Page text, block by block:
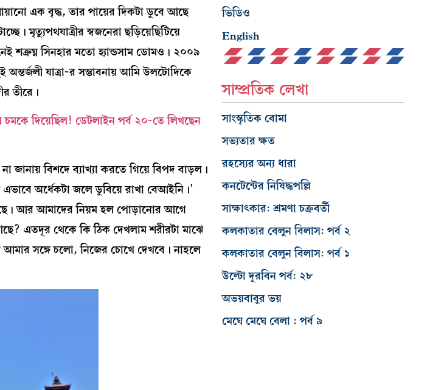
এক বৃদ্ধ, তার পায়ের দিকটা ডুবে আছে
মৃত্যুপথযাত্রীর স্বজনেরা ছড়িয়েছিটিয়ে
শত্রুঘ্ন সিনহার মতো হ্যান্ডসাম ডোমও। ২০০৯
যাত্রা-র সম্ভাবনায় আমি উলটোদিকে
তীরে।
চমকে দিয়েছিল! ডেটলাইন পর্ব ২০-তে লিখছেন
না জানায় বিশদে ব্যাখ্যা করতে গিয়ে বিপদ বাড়ল।
অর্ধেকটা জলে ডুবিয়ে রাখা বেআইনি।’
আর আমাদের নিয়ম হল পোড়ানোর আগে
এতদূর থেকে কি ঠিক দেখলাম শরীরটা মাঝে
সঙ্গে চলো, নিজের চোখে দেখবে। নাহলে
ভিডিও
English
সাম্প্রতিক লেখা
সাংস্কৃতিক বোমা
সভ্যতার ক্ষত
রহস্যের অন্য ধারা
কনটেন্টের নিষিদ্ধপল্লি
সাক্ষাৎকার: শ্রমণা চক্রবর্তী
কলকাতার বেলুন বিলাস: পর্ব ২
কলকাতার বেলুন বিলাস: পর্ব ১
উল্টো দূরবিন পর্ব: ২৮
অভয়বাবুর ভয়
মেঘে মেঘে বেলা : পর্ব ৯